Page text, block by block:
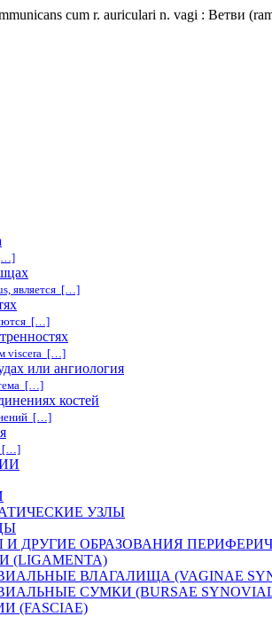
cum r. auriculari n. vagi :
[…]
является […]
[…]
viscera […]
или ангиология
[…]
костей
[…]
[…]
УЗЛЫ
И ДРУГИЕ ОБРАЗОВАНИЯ
(LIGAMENTA)
ВЛАГАЛИЩА (VAGINAE
СУМКИ (BURSAE
(FASCIAE)